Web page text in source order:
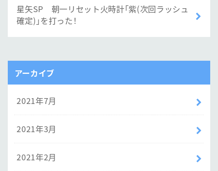
星矢SP 朝一リセット火時計「紫(次回ラッシュ
確定)」を打った！
アーカイブ
2021年7月
2021年3月
2021年2月